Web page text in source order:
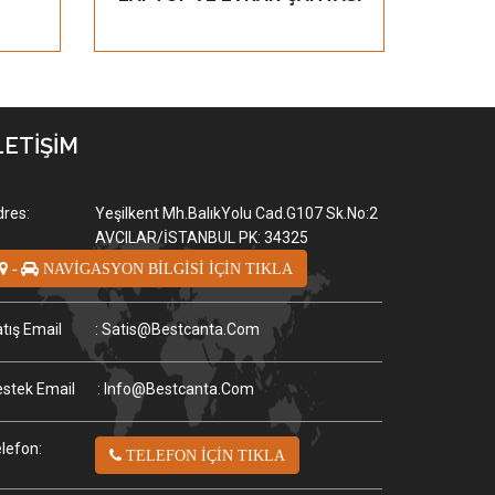
Yeşilkent Mh.BalıkYolu Cad.G107 Sk.No:2
AVCILAR/İSTANBUL PK: 34325
- NAVİGASYON BİLGİSİ İÇİN TIKLA
Email : Satis@bestcanta.com
Email : Info@bestcanta.com
TELEFON İÇİN TIKLA